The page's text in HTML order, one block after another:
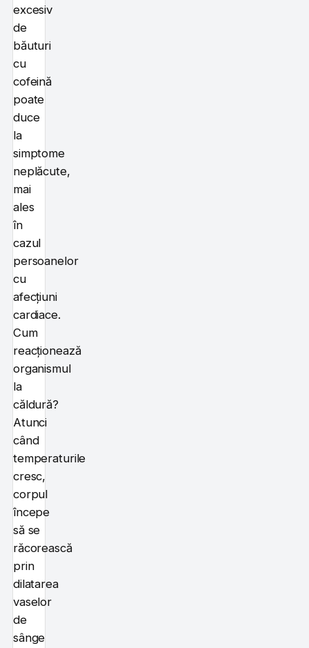
excesiv
de
băuturi
cu
cofeină
poate
duce
la
simptome
neplăcute,
mai
ales
în
cazul
persoanelor
cu
afecțiuni
cardiace.
Cum
reacționează
organismul
la
căldură?
Atunci
când
temperaturile
cresc,
corpul
începe
să se
răcorească
prin
dilatarea
vaselor
de
sânge